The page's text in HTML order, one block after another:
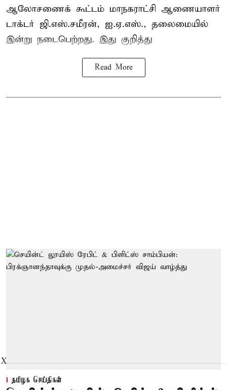
ஆலோசணைக் கூட்டம் மாநகராட்சி ஆணையாளர்
டாக்டர் ஜி.எஸ்.சமீரன், ஐ.ஏ.எஸ்., தலைமையில்
இன்று நடைபெற்றது. இது குறித்து
Read More
தமிழக செய்திகள்
X